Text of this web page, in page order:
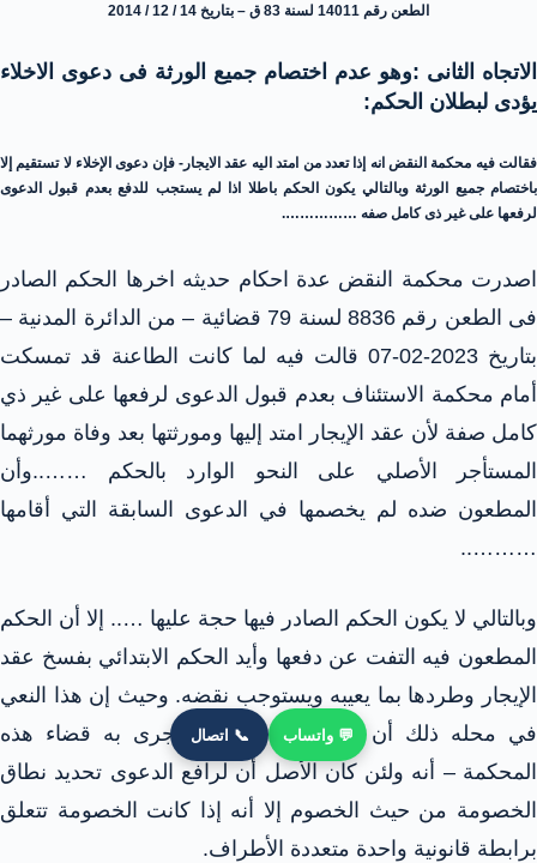
الطعن رقم 14011 لسنة 83 ق – بتاريخ 14 / 12 / 2014
الاتجاه الثانى :وهو عدم اختصام جميع الورثة فى دعوى الاخلاء
يؤدى لبطلان الحكم:
فقالت فيه محكمة النقض انه إذا تعدد من امتد اليه عقد الايجار- فإن دعوى الإخلاء لا تستقيم إلا
باختصام جميع الورثة وبالتالي يكون الحكم باطلا اذا لم يستجب للدفع بعدم قبول الدعوى
لرفعها على غير ذى كامل صفه …………….
اصدرت محكمة النقض عدة احكام حديثه اخرها الحكم الصادر
فى الطعن رقم 8836 لسنة 79 قضائية – من الدائرة المدنية –
بتاريخ 2023-02-07 قالت فيه لما كانت الطاعنة قد تمسكت
أمام محكمة الاستئناف بعدم قبول الدعوى لرفعها على غير ذي
كامل صفة لأن عقد الإيجار امتد إليها ومورثتها بعد وفاة مورثهما
المستأجر الأصلي على النحو الوارد بالحكم ……..وأن
المطعون ضده لم يخصمها في الدعوى السابقة التي أقامها
………..
وبالتالي لا يكون الحكم الصادر فيها حجة عليها ….. إلا أن الحكم
المطعون فيه التفت عن دفعها وأيد الحكم الابتدائي بفسخ عقد
الإيجار وطردها بما يعيبه ويستوجب نقضه. وحيث إن هذا النعي
في محله ذلك أن المقرر – وعلى ما جرى به قضاء هذه
المحكمة – أنه ولئن كان الأصل أن لرافع الدعوى تحديد نطاق
الخصومة من حيث الخصوم إلا أنه إذا كانت الخصومة تتعلق
برابطة قانونية واحدة متعددة الأطراف.
💬 واتساب 📞 اتصال